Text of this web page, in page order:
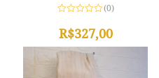
0
de
5
(0)
R$327,00